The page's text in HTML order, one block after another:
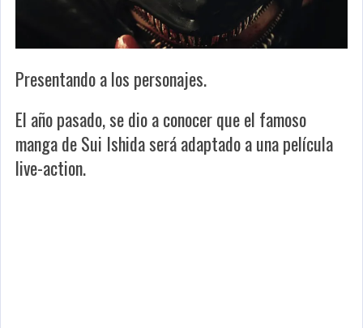
Presentando a los personajes.
El año pasado, se dio a conocer que el famoso
manga de Sui Ishida será adaptado a una película
live-action.